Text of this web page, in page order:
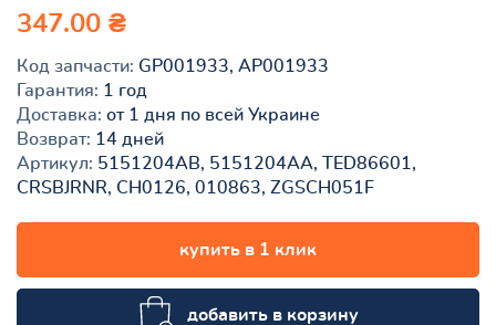
347.00 ₴
Код запчасти: GP001933, AP001933
Гарантия: 1 год
Доставка: от 1 дня по всей Украине
Возврат: 14 дней
Артикул: 5151204AB, 5151204AA, TED86601,
CRSBJRNR, CH0126, 010863, ZGSCH051F
купить в 1 клик
добавить в корзину